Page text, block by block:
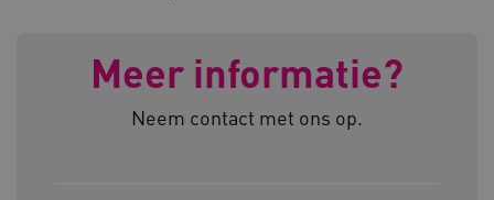
Meer informatie?
Neem contact met ons op.